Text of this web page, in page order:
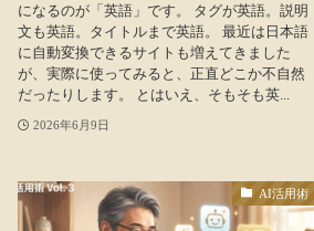
になるのが「英語」です。 タグが英語。説明
文も英語。タイトルまで英語。 最近は日本語
に自動変換できるサイトも増えてきました
が、実際に使ってみると、正直どこか不自然
だったりします。 とはいえ、そもそも英...
2026年6月9日
AI活用術